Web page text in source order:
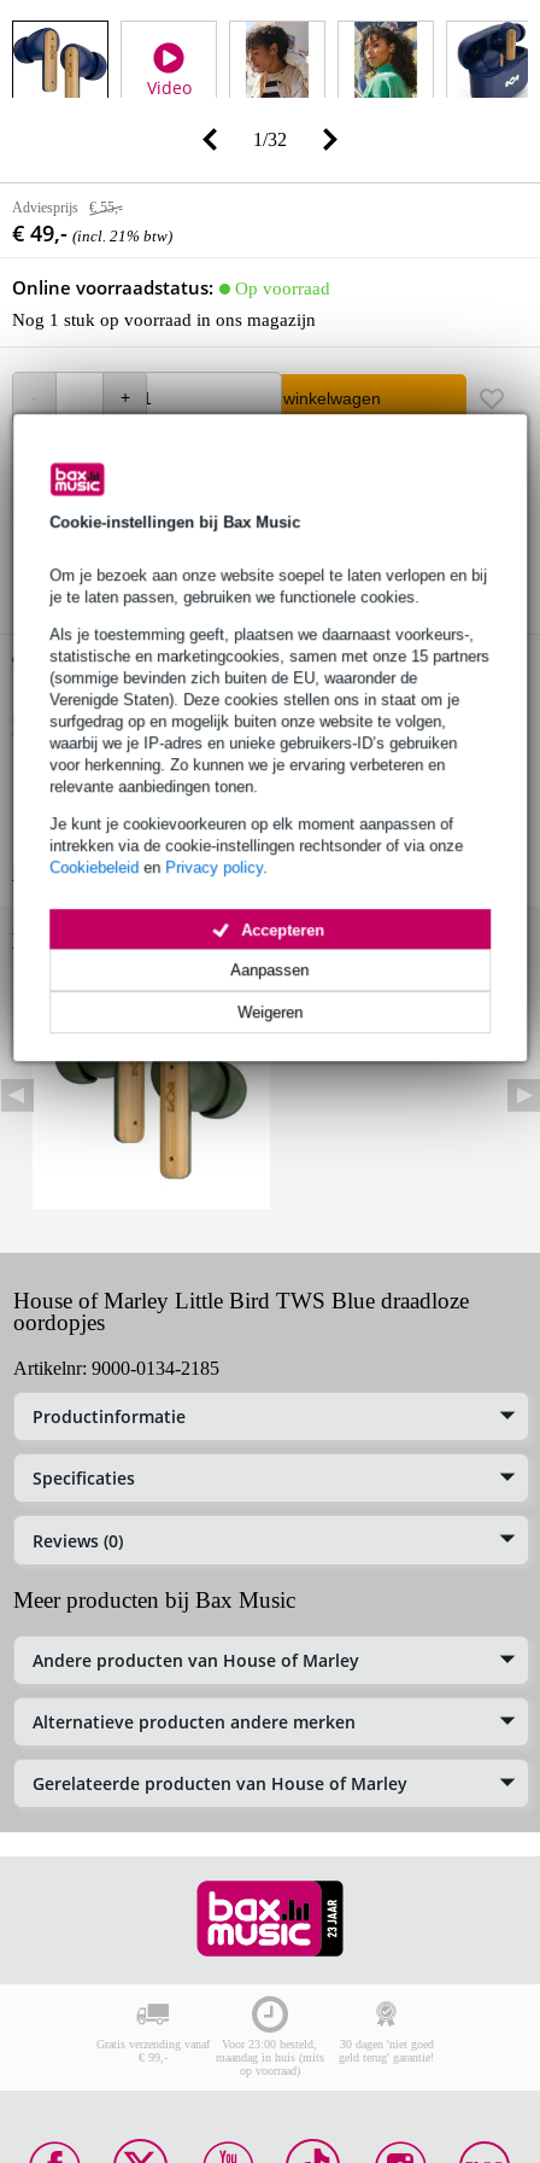
Cookie-instellingen bij Bax Music
Om je bezoek aan onze website soepel te laten verlopen en bij
je te laten passen, gebruiken we functionele cookies.
Als je toestemming geeft, plaatsen we daarnaast voorkeurs-,
statistische en marketingcookies, samen met onze 15 partners
(sommige bevinden zich buiten de EU, waaronder de
Verenigde Staten). Deze cookies stellen ons in staat om je
surfgedrag op en mogelijk buiten onze website te volgen,
waarbij we je IP-adres en unieke gebruikers-ID’s gebruiken
voor herkenning. Zo kunnen we je ervaring verbeteren en
relevante aanbiedingen tonen.
Je kunt je cookievoorkeuren op elk moment aanpassen of
intrekken via de cookie-instellingen rechtsonder of via onze
Cookiebeleid en Privacy policy.
Weigeren
Aanpassen
Accepteren
Video
1/32
Adviesprijs € 55,-
€ 49,- (incl. 21% btw)
Online voorraadstatus:
Op voorraad
Nog 1 stuk op voorraad in ons magazijn
In winkelwagen
Bestel nu = maandag in huis
30 dagen 'niet goed geld terug' garantie
3 jaar Bax Music garantie
Gratis ophalen in de winkel
Productinformatie
draadloze oordopjes
batterijduur: 6 uur, met oplaadcase 24 uur
oplaad-/opslagdock
Bekijk alle productspecificaties
Bekijk ook eens (1)
House of Marley Little Bird TWS Blue draadloze
oordopjes
Artikelnr: 9000-0134-2185
Productinformatie
Specificaties
Reviews (0)
Meer producten bij Bax Music
Andere producten van House of Marley
Alternatieve producten andere merken
Gerelateerde producten van House of Marley
Gratis verzending vanaf
€ 99,-
Voor 23:00 besteld,
maandag in huis (mits
op voorraad)
30 dagen 'niet goed
geld terug' garantie!